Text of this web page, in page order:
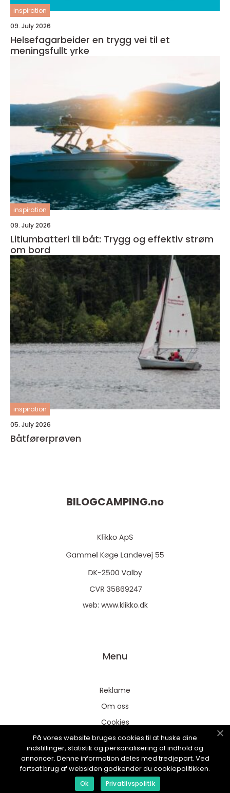
inspiration
09. July 2026
Helsefagarbeider en trygg vei til et
meningsfullt yrke
inspiration
09. July 2026
Litiumbatteri til båt: Trygg og effektiv strøm
om bord
inspiration
05. July 2026
Båtførerprøven
BILOGCAMPING.no
web: www.klikko.dk
Menu
Reklame
Om oss
Cookies
Kontakt Oss
Sitemap
På vores website bruges cookies til at huske dine
indstillinger, statistik og personalisering af indhold og
annoncer. Denne information deles med tredjepart. Ved
fortsat brug af websiden godkender du cookiepolitikken.
Ok Privatlivspolitik